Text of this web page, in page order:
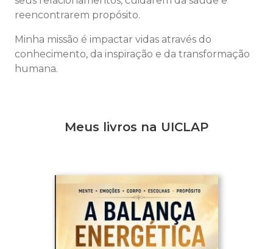
reencontrarem propósito.
Minha missão é impactar vidas através do
conhecimento, da inspiração e da transformação
humana.
Meus livros na UICLAP